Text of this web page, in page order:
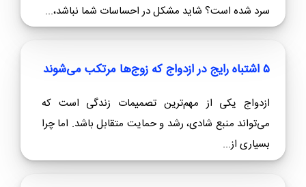
سرد شده است؟ شاید مشکل در احساسات شما نباشد،...
۵ اشتباه رایج در ازدواج که زوج‌ها مرتکب می‌شوند
ازدواج یکی از مهم‌ترین تصمیمات زندگی است که
می‌تواند منبع شادی، رشد و حمایت متقابل باشد. اما چرا
بسیاری از...